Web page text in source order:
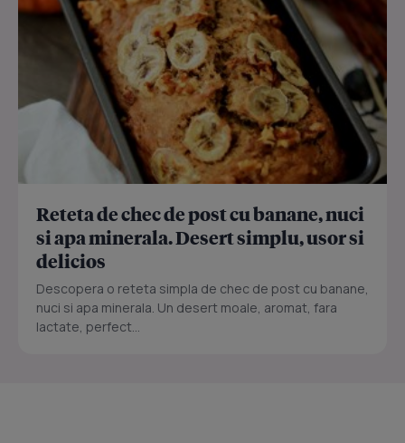
Reteta de chec de post cu banane, nuci
si apa minerala. Desert simplu, usor si
delicios
Descopera o reteta simpla de chec de post cu banane,
nuci si apa minerala. Un desert moale, aromat, fara
lactate, perfect...